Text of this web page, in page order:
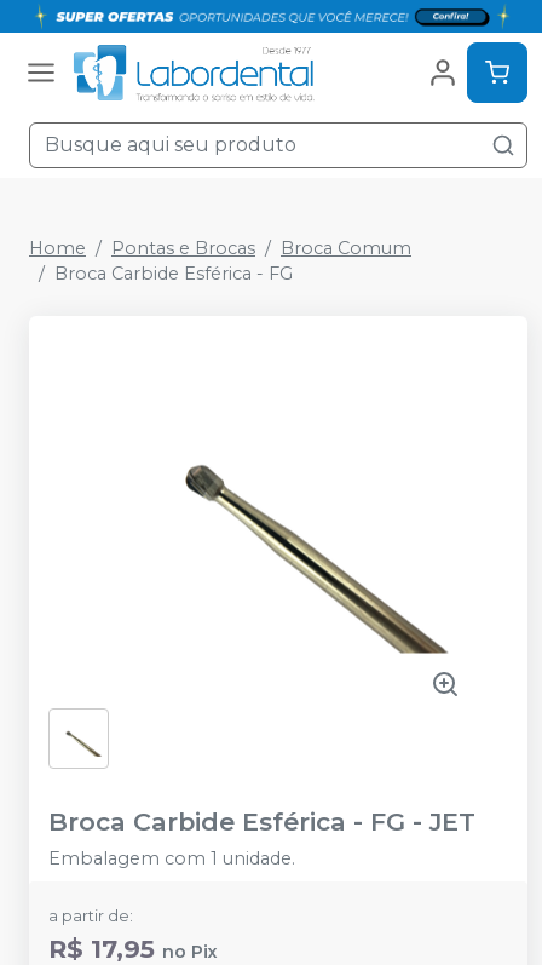
Home Pontas e Brocas
Broca Comum
Broca Carbide Esférica - FG
Broca Carbide Esférica - FG - JET
Embalagem com 1 unidade.
a partir de:
R$ 17,95 no Pix